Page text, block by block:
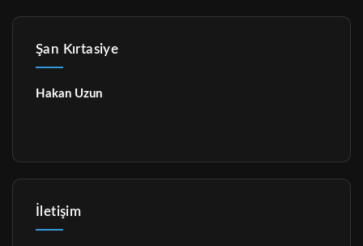
Şan Kırtasiye
Hakan Uzun
İletişim